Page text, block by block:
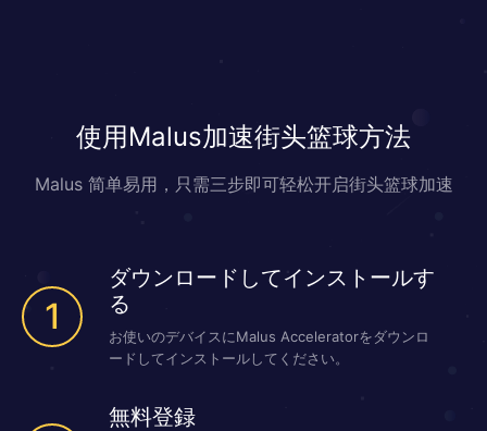
使用Malus加速街头篮球方法
Malus 简单易用，只需三步即可轻松开启街头篮球加速
1
ダウンロードしてインストールす
る
お使いのデバイスにMalus Acceleratorをダウンロ
ードしてインストールしてください。
無料登録